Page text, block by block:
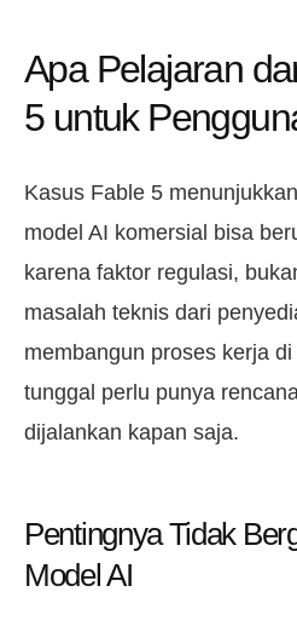
Apa Pelajaran
5 untuk
Kasus Fable 5
model AI komersial bisa
karena faktor regulasi,
masalah teknis dari
membangun proses kerja
tunggal perlu punya
dijalankan kapan saja.
Pentingnya Tidak
Model AI